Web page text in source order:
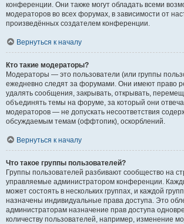
конференции. Они также могут обладать всеми
модераторов во всех форумах, в зависимости от
произведённых создателем конференции.
Вернуться к началу
Кто такие модераторы?
Модераторы — это пользователи (или группы
ежедневно следят за форумами. Они имеют право
удалять сообщения, закрывать, открывать,
объединять темы на форуме, за который они
модераторов — не допускать несоответствия
обсуждаемым темам (оффтопик), оскорблений.
Вернуться к началу
Что такое группы пользователей?
Группы пользователей разбивают сообщество на
управляемые администратором конференции.
может состоять в нескольких группах, и каждой
назначены индивидуальные права доступа. Это
администраторам назначение прав доступа
количеству пользователей, например, изменение